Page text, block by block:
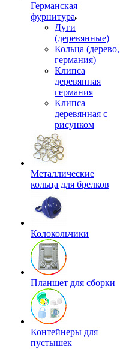
Германская
фурнитура
Дуги
(деревянные)
Кольца (дерево,
германия)
Клипса
деревянная
германия
Клипса
деревянная с
рисунком
Металлические
кольца для брелков
Колокольчики
Планшет для сборки
Контейнеры для
пустышек